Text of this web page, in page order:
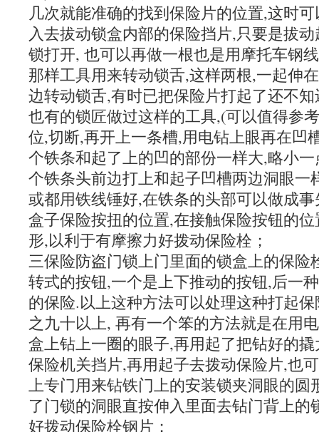
几次就能准确的找到保险片的位置,这时
入去拔动锁盒内部的保险挡片,只要是拔
锁打开, 也可以再做一根也是用摩托车钢
那样工具用来转动锁舌,这样两根,一起伸
边转动锁舌,有时已把保险片打起了还不
也有的锁匠做过这样的工具,(可以值得参
位,切断,再开上一条槽,用电钻上眼再在凹
个铁条和起了上的凹的部份一样大,略小
个铁条头前边打上和起子凹槽两边洞眼一
或都用铁线锤好,在铁条的头部可以做成
盒子保险按扭的位置,在接触保险按钮的
形,以利于有摩擦力好拨动保险栓；
三保险防盗门锁上门里面的锁盒上的保险
转式的按钮,一个是上下推动的按钮,后一
的保险.以上这种方法可以处理这种打起
之九十以上, 再有一个笨的方法就是在用
盒上钻上一圈的眼子,再用起了把钻好的
保险机关挡片,再用起子去拨动保险片,也
上专门用来钻铁门上的安装锁夹洞眼的圆
了门锁的洞眼直按伸入里面去钻门背上的
好拨动保险栓钢片；